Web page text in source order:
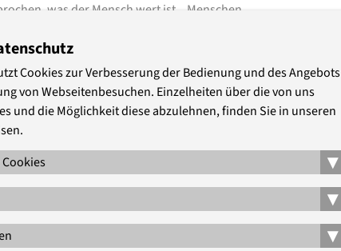
was der Mensch wert ist. „Menschen
Zweck erfüllen, sondern sie haben einen
dadurch, dass sie vernunftbegabte Wesen sind,
unter Druck
zu Kirche im Einsatz für Demokratie
können Kirchen und Zivilgesellschaft dem
der extremen Rechten entgegensetzen? Diese
Cookies zur Verbesserung der Bedienung und des Angebots
von Webseitenbesuchen. Einzelheiten über die von uns
und die Möglichkeit diese abzulehnen, finden Sie in unseren
▾
▾
▾